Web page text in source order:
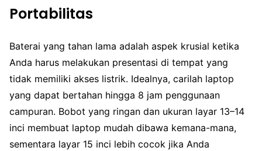
Portabilitas
Baterai yang tahan lama adalah aspek krusial ketika
Anda harus melakukan presentasi di tempat yang
tidak memiliki akses listrik. Idealnya, carilah laptop
yang dapat bertahan hingga 8 jam penggunaan
campuran. Bobot yang ringan dan ukuran layar 13–14
inci membuat laptop mudah dibawa kemana-mana,
sementara layar 15 inci lebih cocok jika Anda